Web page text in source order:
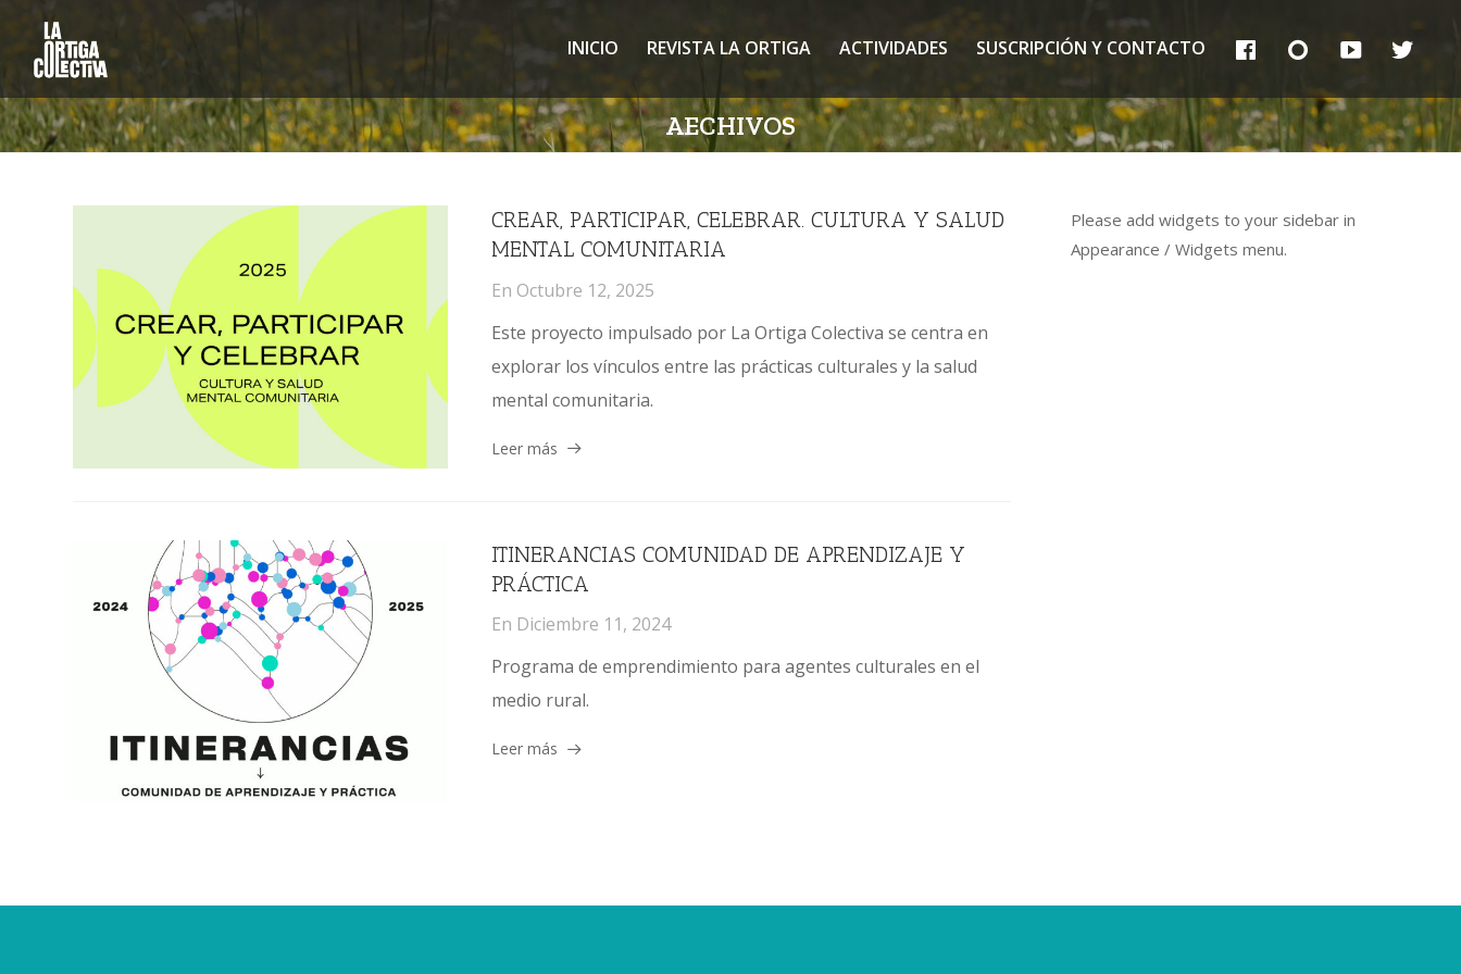
INICIO REVISTA LA ORTIGA ACTIVIDADES SUSCRIPCIÓN Y CONTACTO YT
AECHIVOS
CREAR, PARTICIPAR, CELEBRAR. CULTURA Y SALUD
MENTAL COMUNITARIA
En Octubre 12, 2025
Este proyecto impulsado por La Ortiga Colectiva se centra en
explorar los vínculos entre las prácticas culturales y la salud
mental comunitaria.
Leer más
ITINERANCIAS COMUNIDAD DE APRENDIZAJE Y
PRÁCTICA
En Diciembre 11, 2024
Programa de emprendimiento para agentes culturales en el
medio rural.
Leer más
Please add widgets to your sidebar in
Appearance / Widgets menu.